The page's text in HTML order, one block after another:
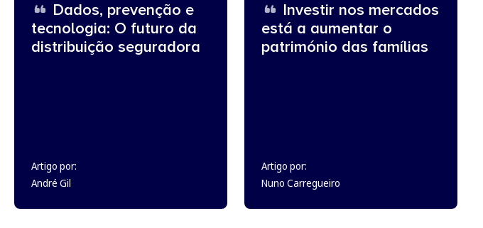
Dados, prevenção e
tecnologia: O futuro da
distribuição seguradora
Artigo por:
André Gil
Investir nos mercados
está a aumentar o
património das famílias
Artigo por:
Nuno Carregueiro